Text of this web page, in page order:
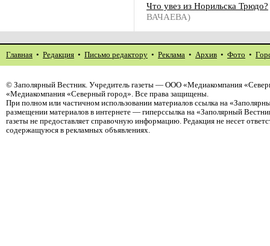
Что увез из Норильска Трюдо?
ВАЧАЕВА)
Главная • Редакция • Письмо редактору • Реклама • Архив • Фото •
© Заполярный Вестник. Учредитель газеты — ООО «Медиакомпания
«Медиакомпания «Северный город». Все права защищены.
При полном или частичном использовании материалов ссылка на
размещении материалов в интернете — гиперссылка на «Заполярный
газеты не предоставляет справочную информацию. Редакция не несет
содержащуюся в рекламных объявлениях.